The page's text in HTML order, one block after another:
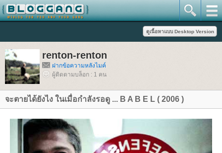
renton-renton
ฝากข้อความหลังไมค์
ผู้ติดตามบล็อก : 1 คน
จะตายได้ยังไง ในเมื่อกำลังรอดู ... B A B E L ( 2006 )